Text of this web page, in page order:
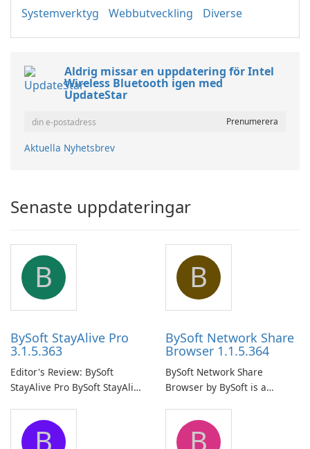
Systemverktyg
Webbutveckling Diverse
Aldrig missar en uppdatering för Intel
Wireless Bluetooth igen med
UpdateStar
Aktuella Nyhetsbrev
Senaste uppdateringar
B
BySoft StayAlive Pro
3.1.5.363
Editor's Review: BySoft
StayAlive Pro BySoft StayAlive
application designed to
ensure the continuous and
B
BySoft Network Share
Browser 1.1.5.364
BySoft Network Share
Browser by BySoft is a
application that allows users
to easily browse and manage
B B